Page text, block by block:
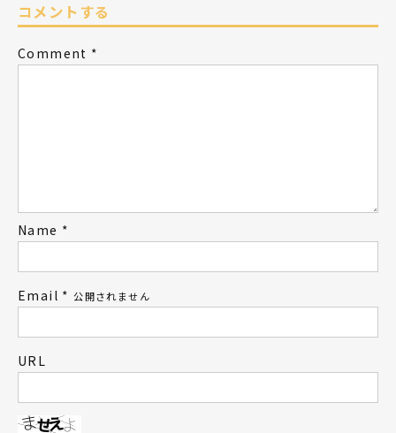
コメントする
Comment *
Name *
Email * 公開されません
URL